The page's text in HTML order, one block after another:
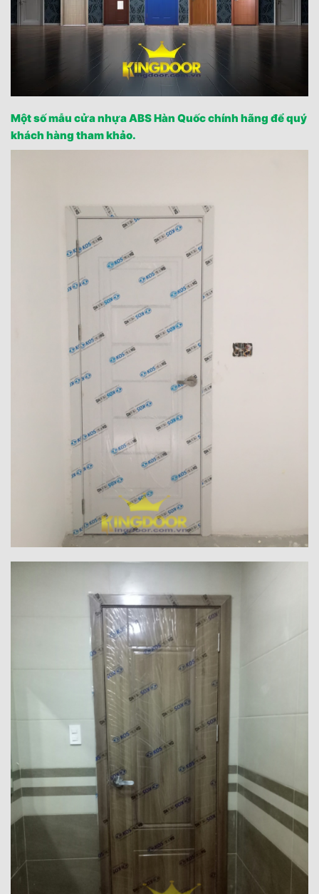
Một số mẫu cửa nhựa ABS Hàn Quốc chính hãng để quý
khách hàng tham khảo.